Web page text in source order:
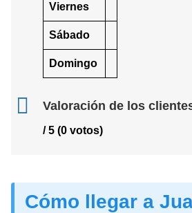
Viernes
Sábado
Domingo
Valoración de los
/ 5 (0 votos)
Cómo llegar a